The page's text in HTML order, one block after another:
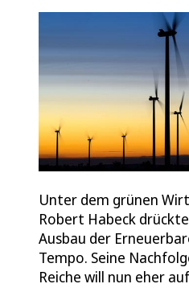
Unter dem grünen
Robert Habeck
Ausbau der
Tempo. Seine
Reiche will nun eher